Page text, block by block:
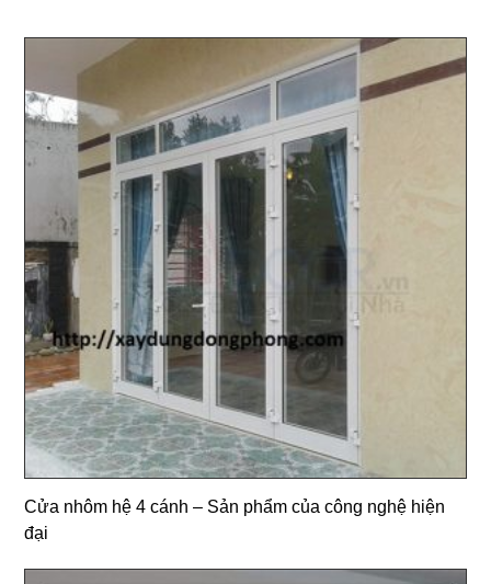
Cửa nhôm hệ 4 cánh – Sản phẩm của công nghệ hiện
đại